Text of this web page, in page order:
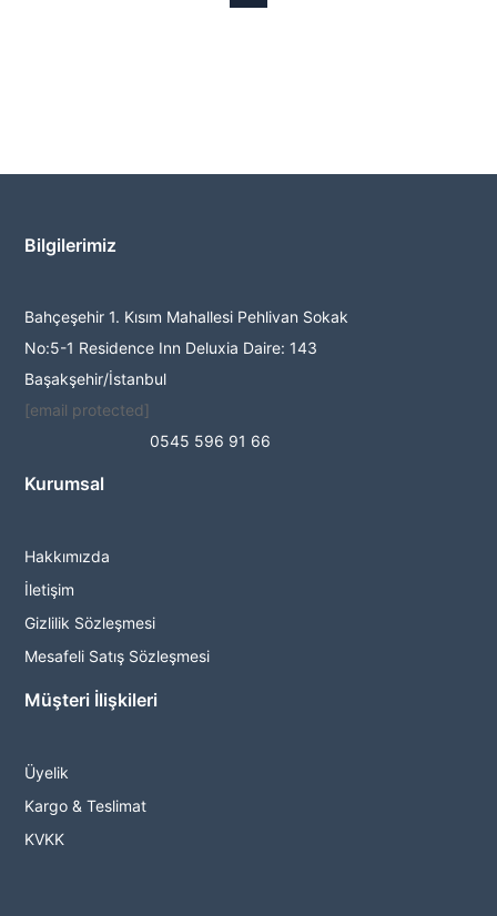
Bilgilerimiz
Bahçeşehir 1. Kısım Mahallesi Pehlivan Sokak
No:5-1 Residence Inn Deluxia Daire: 143
Başakşehir/İstanbul
[email protected]
0545 596 91 66
Kurumsal
Hakkımızda
İletişim
Gizlilik Sözleşmesi
Mesafeli Satış Sözleşmesi
Müşteri İlişkileri
Üyelik
Kargo & Teslimat
KVKK